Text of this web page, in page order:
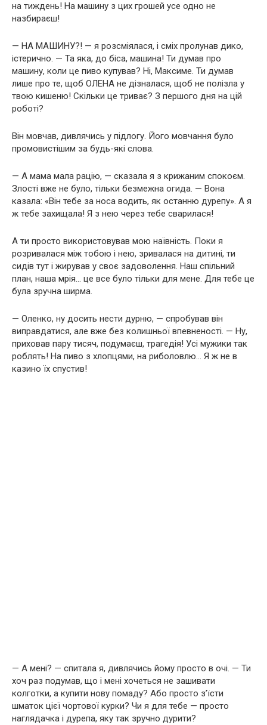
на тиждень! На машину з цих грошей усе одно не
назбираєш!
— НА МАШИНУ?! — я розсміялася, і сміх пролунав дико,
істерично. — Та яка, до біса, машина! Ти думав про
машину, коли це пиво купував? Ні, Максиме. Ти думав
лише про те, щоб ОЛЕНА не дізналася, щоб не полізла у
твою кишеню! Скільки це триває? З першого дня на цій
роботі?
Він мовчав, дивлячись у підлогу. Його мовчання було
промовистішим за будь-які слова.
— А мама мала рацію, — сказала я з крижаним спокоєм.
Злості вже не було, тільки безмежна огида. — Вона
казала: «Він тебе за носа водить, як останню дурепу». А я
ж тебе захищала! Я з нею через тебе сварилася!
А ти просто використовував мою наївність. Поки я
розривалася між тобою і нею, зривалася на дитині, ти
сидів тут і жирував у своє задоволення. Наш спільний
план, наша мрія… це все було тільки для мене. Для тебе це
була зручна ширма.
— Оленко, ну досить нести дурню, — спробував він
виправдатися, але вже без колишньої впевненості. — Ну,
приховав пару тисяч, подумаєш, трагедія! Усі мужики так
роблять! На пиво з хлопцями, на риболовлю… Я ж не в
казино їх спустив!
— А мені? — спитала я, дивлячись йому просто в очі. — Ти
хоч раз подумав, що і мені хочеться не зашивати
колготки, а купити нову помаду? Або просто з’їсти
шматок цієї чортової курки? Чи я для тебе — просто
наглядачка і дурепа, яку так зручно дурити?